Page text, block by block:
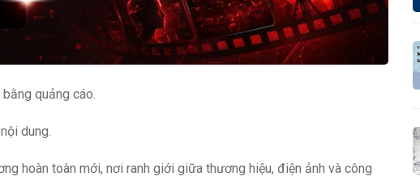
quảng cáo.
dung.
hoàn toàn mới, nơi ranh giới giữa thương hiệu, điện ảnh và công